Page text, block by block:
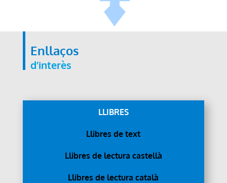
Enllaços
d’interès
LLIBRES
Llibres de text
Llibres de lectura castellà
Llibres de lectura català